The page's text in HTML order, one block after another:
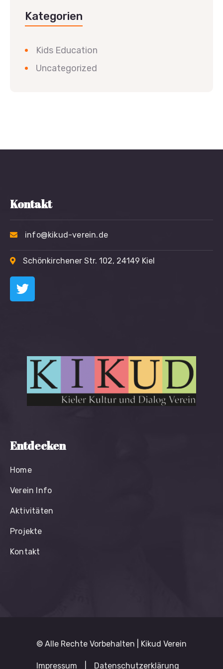
Kategorien
Kids Education
Uncategorized
Kontakt
info@kikud-verein.de
Schönkirchener Str. 102, 24149 Kiel
Entdecken
Home
Verein Info
Aktivitäten
Projekte
Kontakt
© Alle Rechte Vorbehalten | Kikud Verein
Impressum Datenschutzerklärung